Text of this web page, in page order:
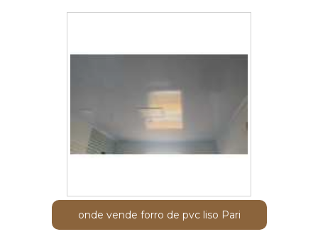
onde vende forro de pvc liso Pari